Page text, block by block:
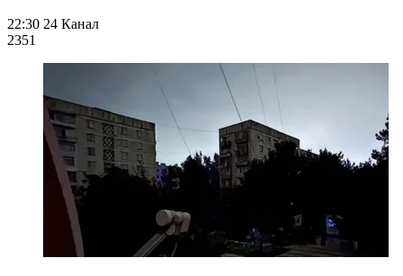
22:30 24 Канал
2351